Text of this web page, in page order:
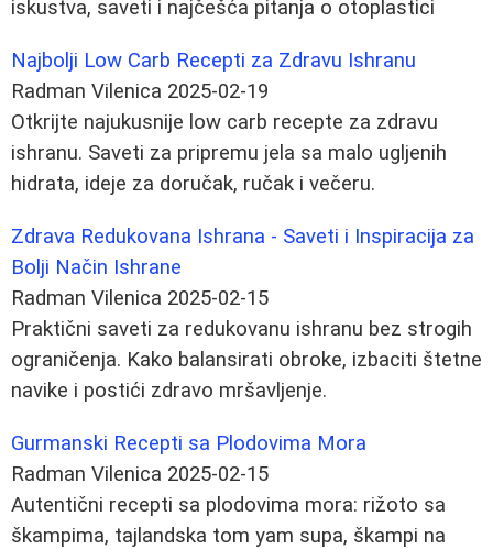
iskustva, saveti i najčešća pitanja o otoplastici
Najbolji Low Carb Recepti za Zdravu Ishranu
Radman Vilenica 2025-02-19
Otkrijte najukusnije low carb recepte za zdravu
ishranu. Saveti za pripremu jela sa malo ugljenih
hidrata, ideje za doručak, ručak i večeru.
Zdrava Redukovana Ishrana - Saveti i Inspiracija za
Bolji Način Ishrane
Radman Vilenica 2025-02-15
Praktični saveti za redukovanu ishranu bez strogih
ograničenja. Kako balansirati obroke, izbaciti štetne
navike i postići zdravo mršavljenje.
Gurmanski Recepti sa Plodovima Mora
Radman Vilenica 2025-02-15
Autentični recepti sa plodovima mora: rižoto sa
škampima, tajlandska tom yam supa, škampi na